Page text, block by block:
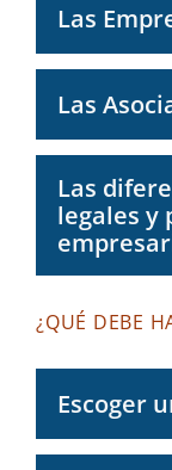
Las
Las
Las
legales y
¿QUÉ DEBE
Escoger